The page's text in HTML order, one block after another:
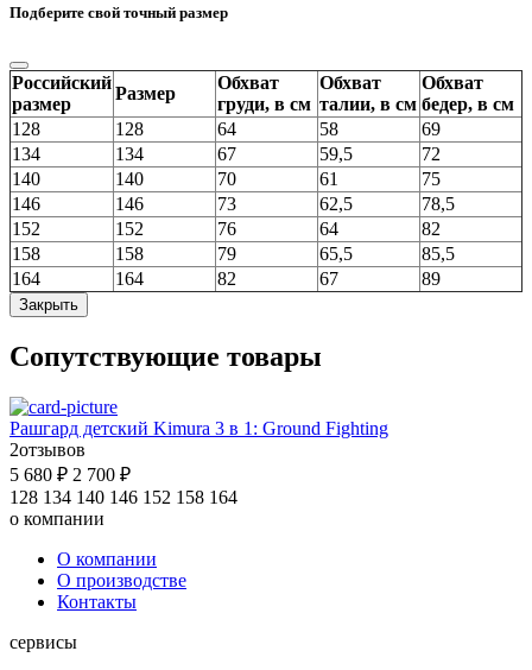
Подберите свой точный размер
Российский
размер
Размер
Обхват
груди, в см
Обхват
талии, в см
Обхват
бедер, в см
128
128 64 58
69
134
134 67 59,5
72
140
140 70 61
75
146
146 73 62,5
78,5
152
152 76 64
82
158
158 79 65,5
85,5
164
164 82 67 89
Закрыть
Cопутствующие товары
Рашгард детский Kimura 3 в 1: Ground Fighting
2отзывов
5 680 ₽ 2 700 ₽
128 134 140 146 152 158 164
о компании
О компании
О производстве
Контакты
сервисы